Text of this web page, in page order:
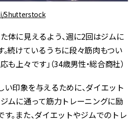
Shutterstock
体に見えるよう、週に2回はジムに
続けているうちに段々筋肉もつい
も上々です」（34歳男性・総合商社）
印象を与えるために、ダイエット
ムに通って筋力トレーニングに励
。また、ダイエットやジムでのトレ